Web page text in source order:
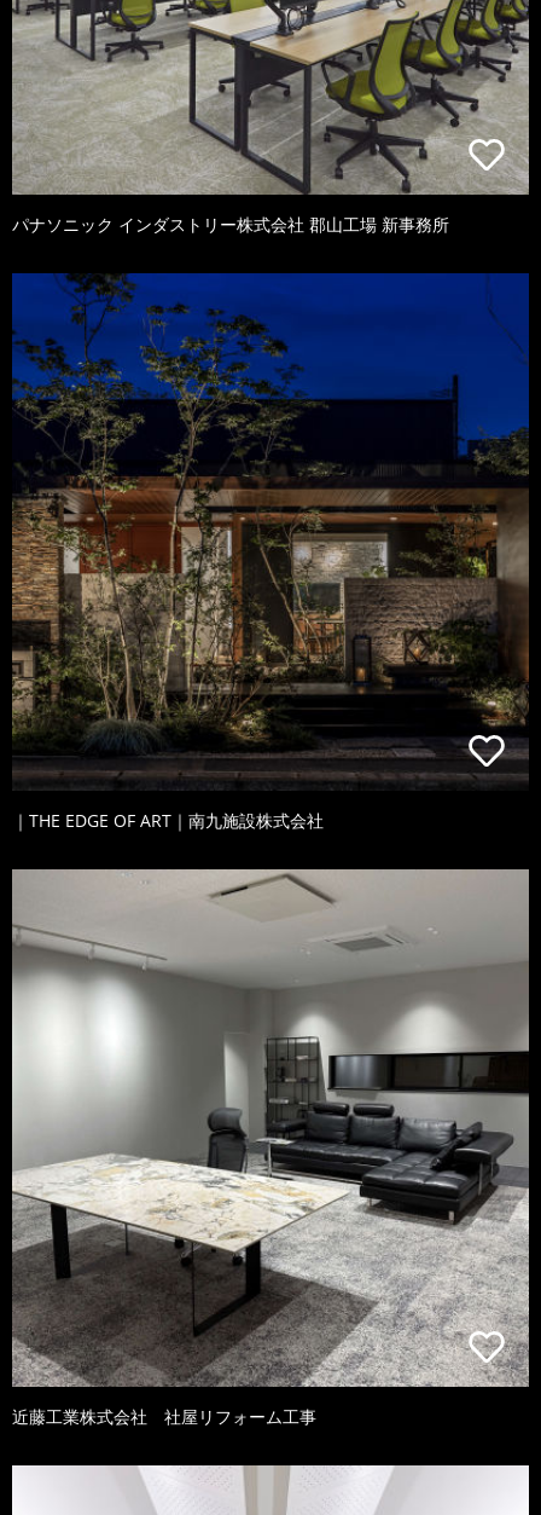
パナソニック インダストリー株式会社 郡山工場 新事務所
｜THE EDGE OF ART｜南九施設株式会社
近藤工業株式会社 社屋リフォーム工事